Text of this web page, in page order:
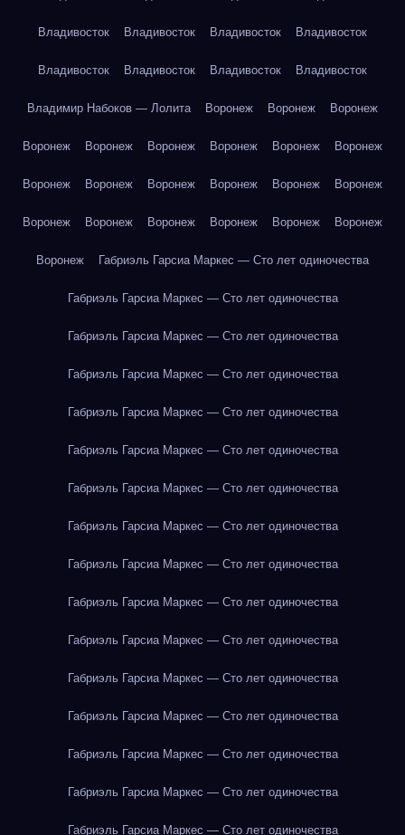
Владивосток Владивосток Владивосток Владивосток
Владивосток Владивосток Владивосток Владивосток
Владимир Набоков — Лолита Воронеж Воронеж Воронеж
Воронеж Воронеж Воронеж Воронеж Воронеж Воронеж
Воронеж Воронеж Воронеж Воронеж Воронеж Воронеж
Воронеж Воронеж Воронеж Воронеж Воронеж Воронеж
Воронеж Габриэль Гарсиа Маркес — Сто лет одиночества
Габриэль Гарсиа Маркес — Сто лет одиночества
Габриэль Гарсиа Маркес — Сто лет одиночества
Габриэль Гарсиа Маркес — Сто лет одиночества
Габриэль Гарсиа Маркес — Сто лет одиночества
Габриэль Гарсиа Маркес — Сто лет одиночества
Габриэль Гарсиа Маркес — Сто лет одиночества
Габриэль Гарсиа Маркес — Сто лет одиночества
Габриэль Гарсиа Маркес — Сто лет одиночества
Габриэль Гарсиа Маркес — Сто лет одиночества
Габриэль Гарсиа Маркес — Сто лет одиночества
Габриэль Гарсиа Маркес — Сто лет одиночества
Габриэль Гарсиа Маркес — Сто лет одиночества
Габриэль Гарсиа Маркес — Сто лет одиночества
Габриэль Гарсиа Маркес — Сто лет одиночества
Габриэль Гарсиа Маркес — Сто лет одиночества